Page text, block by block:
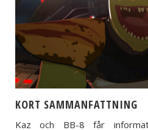
KORT SAMMANFATTNING
Kaz och BB-8 får